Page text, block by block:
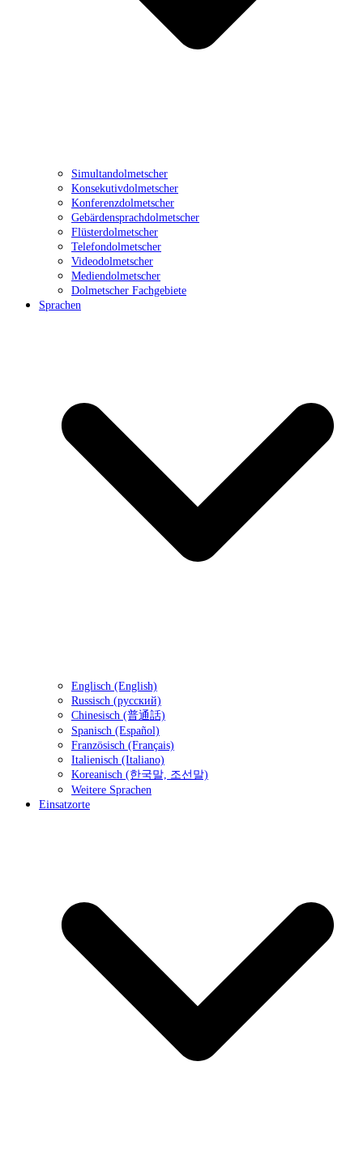
Simultandolmetscher
Konsekutivdolmetscher
Konferenzdolmetscher
Gebärdensprachdolmetscher
Flüsterdolmetscher
Telefondolmetscher
Videodolmetscher
Mediendolmetscher
Dolmetscher Fachgebiete
Sprachen
Englisch (English)
Russisch (русский)
Chinesisch (普通話)
Spanisch (Español)
Französisch (Français)
Italienisch (Italiano)
Koreanisch (한국말, 조선말)
Weitere Sprachen
Einsatzorte